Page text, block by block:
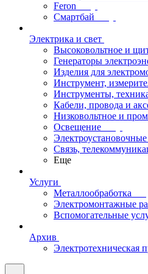
Feron
Смартбай
Электрика и свет
Высоковольтное и
Генераторы
Изделия для
Инструмент,
Инструменты,
Кабели, провода и
Низковольтное и
Освещение
Связь,
Еще
Услуги
Металлообработка
Электромонтажные
Вспомогательные
Архив
Электротехническая